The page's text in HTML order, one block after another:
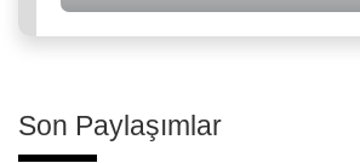
Son Paylaşımlar